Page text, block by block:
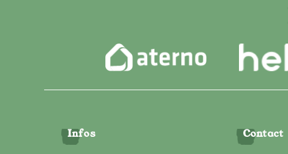
Infos Contact